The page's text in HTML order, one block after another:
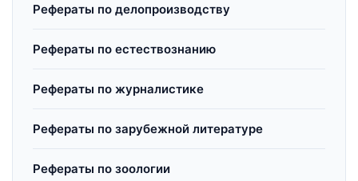
Рефераты по делопроизводству
Рефераты по естествознанию
Рефераты по журналистике
Рефераты по зарубежной литературе
Рефераты по зоологии